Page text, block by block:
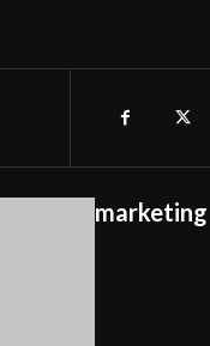
marketing